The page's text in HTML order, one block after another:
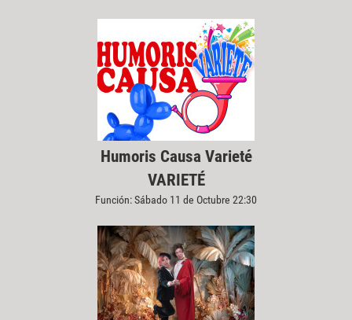
Humoris Causa Varieté
VARIETÉ
Función: Sábado 11 de Octubre 22:30